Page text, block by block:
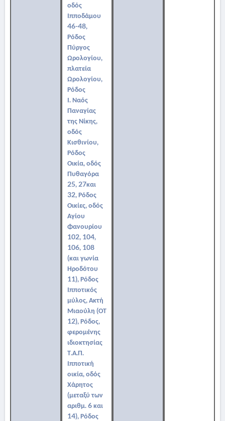
οδός
Ιπποδάμου
46-48,
Ρόδος
Πύργος
Ωρολογίου,
πλατεία
Ωρολογίου,
Ρόδος
Ι. Ναός
Παναγίας
της Νίκης,
οδός
Κισθινίου,
Ρόδος
Οικία, οδός
Πυθαγόρα
25, 27και
32, Ρόδος
Οικίες, οδός
Αγίου
Φανουρίου
102, 104,
106, 108
(και γωνία
Ηροδότου
11), Ρόδος
Ιπποτικός
μύλος, Ακτή
Μιαούλη (ΟΤ
12), Ρόδος,
φερομένης
ιδιοκτησίας
Τ.Α.Π.
Ιπποτική
οικία, οδός
Χάρητος
(μεταξύ των
αριθμ. 6 και
14), Ρόδος